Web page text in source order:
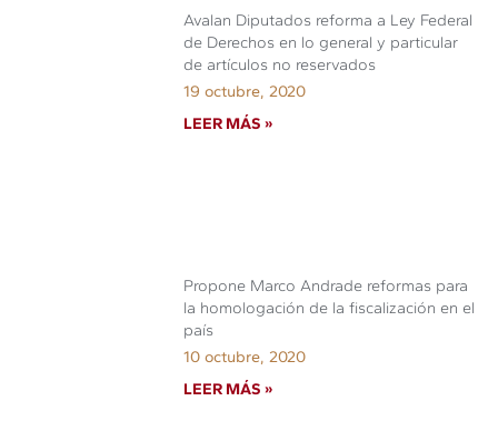
Avalan Diputados reforma a Ley Federal
de Derechos en lo general y particular
de artículos no reservados
19 octubre, 2020
LEER MÁS »
Propone Marco Andrade reformas para
la homologación de la fiscalización en el
país
10 octubre, 2020
LEER MÁS »